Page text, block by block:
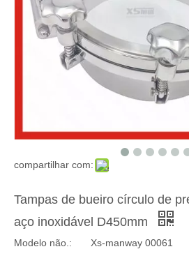
compartilhar com:
Tampas de bueiro círculo de
aço inoxidável D450mm
Modelo não.:
Xs-manway 00061